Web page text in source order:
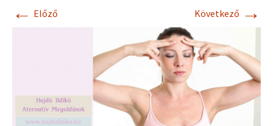
← Előző Következő →